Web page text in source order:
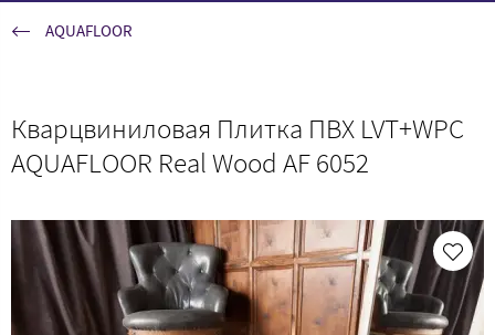
AQUAFLOOR
Кварцвиниловая Плитка ПВХ LVT+WPC
AQUAFLOOR Real Wood AF 6052